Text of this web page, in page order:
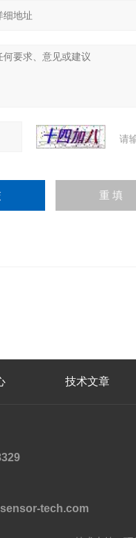
请
技术文章
tech.com